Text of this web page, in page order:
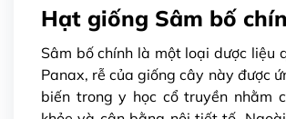
Hạt giống Sâm bố
Sâm bố chính là một loại dược liệu
Panax, rễ của giống cây này được
biến trong y học cổ truyền nhằm